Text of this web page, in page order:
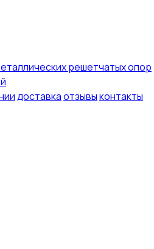
решетчатых опор
доставкаотзывыконтакты